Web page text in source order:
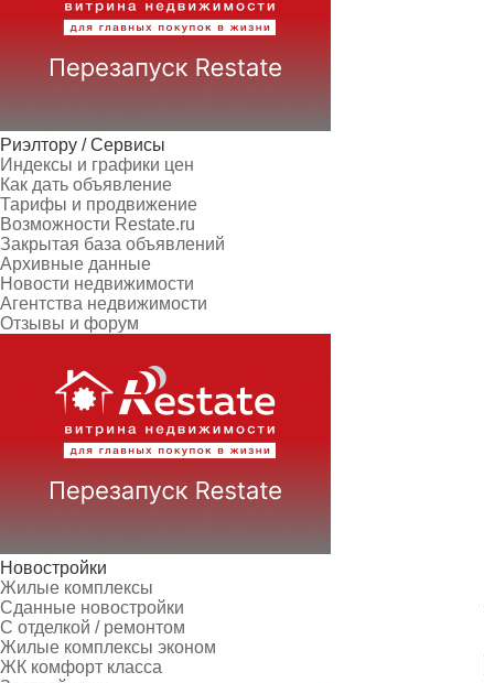
Риэлтору / Сервисы
Индексы и графики цен
Как дать объявление
Тарифы и продвижение
Возможности Restate.ru
Закрытая база объявлений
Архивные данные
Новости недвижимости
Агентства недвижимости
Отзывы и форум
Новостройки
Жилые комплексы
Сданные новостройки
С отделкой / ремонтом
Жилые комплексы эконом
ЖК комфорт класса